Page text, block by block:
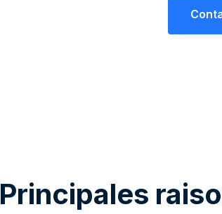
Principales